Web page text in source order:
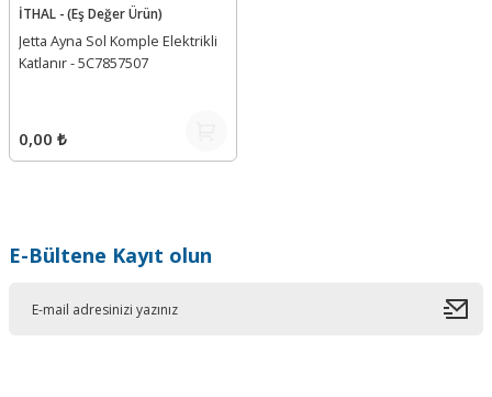
İTHAL - (Eş Değer Ürün)
Jetta Ayna Sol Komple Elektrikli
Katlanır - 5C7857507
0,00 ₺
E-Bültene Kayıt olun